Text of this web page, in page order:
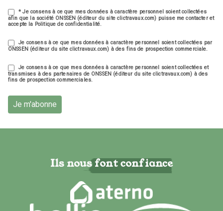
* Je consens à ce que mes données à caractère personnel soient collectées
afin que la société ONSSEN (éditeur du site clictravaux.com) puisse me contacter et
accepte la Politique de confidentialité.
Je consens à ce que mes données à caractère personnel soient collectées par
ONSSEN (éditeur du site clictravaux.com) à des fins de prospection commerciale.
Je consens à ce que mes données à caractère personnel soient collectées et
transmises à des partenaires de ONSSEN (éditeur du site clictravaux.com) à des
fins de prospection commerciales.
Je m'abonne
Ils nous font confiance